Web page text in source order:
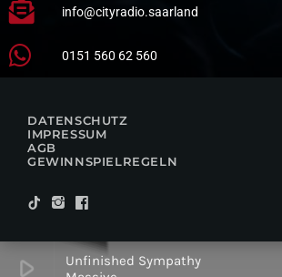
play_arrow
Unfinished Sympathy
info@cityradio.saarland
0151 560 62 560
DATENSCHUTZ
IMPRESSUM
AGB
GEWINNSPIELREGELN